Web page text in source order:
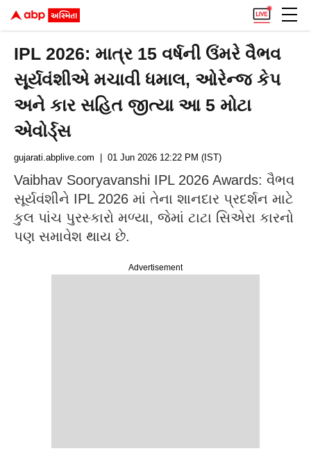
IPL 2026: માત્ર 15 વર્ષની ઉંમરે વૈભવ
સૂર્યવંશીએ મચાવી ધમાલ, ઓરેન્જ કેપ
અને કાર સહિત જીત્યા આ 5 મોટા
એવોર્ડ્સ
Advertisement
gujarati.abplive.com | 01 Jun 2026 12:22 PM (IST)
Vaibhav Sooryavanshi IPL 2026 Awards: વૈભવ
સૂર્યવંશીને IPL 2026 માં તેના શાનદાર પ્રદર્શન માટે
કુલ પાંચ પુરસ્કારો મળ્યા, જેમાં ટાટા સિએરા કારનો
પણ સમાવેશ થાય છે.